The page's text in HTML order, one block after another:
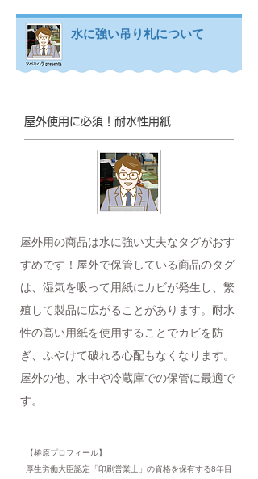
水に強い吊り札について
屋外使用に必須！耐水性用紙
屋外用の商品は水に強い丈夫なタグがおす
すめです！屋外で保管している商品のタグ
は、湿気を吸って用紙にカビが発生し、繁
殖して製品に広がることがあります。耐水
性の高い用紙を使用することでカビを防
ぎ、ふやけて破れる心配もなくなります。
屋外の他、水中や冷蔵庫での保管に最適で
す。
【椿原プロフィール】
厚生労働大臣認定「印刷営業士」の資格を保有する8年目